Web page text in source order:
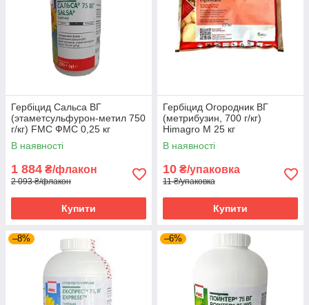
Гербіцид Сальса ВГ
(этаметсульфурон-метил 750
г/кг) FMC ФМС 0,25 кг
В наявності
1 884 ₴/флакон
2 093 ₴/флакон
Купити
Гербіцид Огородник ВГ
(метрибузин, 700 г/кг)
Himagro M 25 кг
В наявності
10 ₴/упаковка
11 ₴/упаковка
Купити
–8% –6%